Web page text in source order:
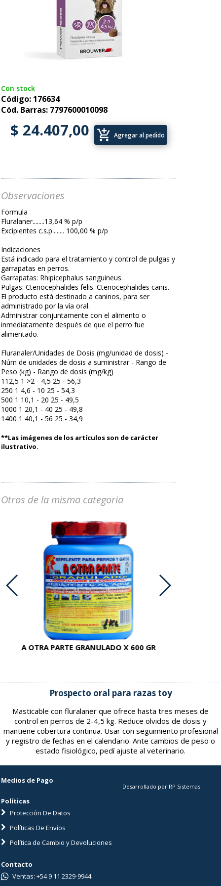
Con stock
Código: 176634
Cód. Barras: 7797600010098
$ 24.407,00 add_shopping_cart Agregar al pedido
Observaciones
Formula
Fluralaner........13,64 % p/p
Excipientes c.s.p........ 100,00 % p/p
Indicaciones
Está indicado para el tratamiento y control de pulgas y
garrapatas en perros.
Garrapatas: Rhipicephalus sanguineus.
Pulgas: Ctenocephalides felis. Ctenocephalides canis.
El producto está destinado a caninos, para ser
administrado por la vía oral.
Administrar conjuntamente con el alimento o
inmediatamente después de que el perro fue
alimentado.
Fluranaler/Unidades de Dosis (mg/unidad de dosis) -
Núm de unidades de dosis a suministrar - Rango de
Peso (kg) - Rango de dosis (mg/kg)
112,5 1 >2 - 4,5 25 - 56,3
250 1 4,6 - 10 25 - 54,3
500 1 10,1 - 20 25 - 49,5
1000 1 20,1 - 40 25 - 49,8
1400 1 40,1 - 56 25 - 34,9
**Las imágenes de los artículos son de carácter
ilustrativo.
Otros de la misma categoria
A OTRA PARTE GRANULADO X 600 GR
Prospecto oral para razas toy
Masticable con fluralaner que ofrece hasta tres meses de
control en perros de 2-4,5 kg. Reduce olvidos de dosis y
mantiene cobertura continua. Usar con seguimiento profesional
y registro de fechas en el calendario. Ante cambios de peso o
estado fisiológico, pedí ajuste al veterinario.
Medios de Pago
Políticas
Protección De Datos
Políticas De Envíos
Política de Cambio y Devoluciones
Desarrollado por RP Sistemas
Contacto
Ventas: +54 9 11 2329-9944